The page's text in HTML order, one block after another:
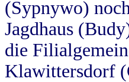
(Sypnywo)
Jagdhaus
die
Klawittersdorf